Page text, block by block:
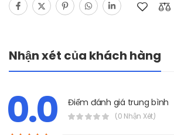
Nhận xét của khách hàng
0.0 Điểm đánh giá trung bình
(0 Nhận Xét)